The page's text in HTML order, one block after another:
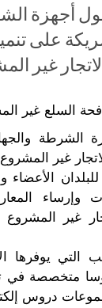
أجهزة
على
غير
السلع غير
الشرطة
غير
وإرساء
غير
التي يوفرها
متخصصة في
دروس